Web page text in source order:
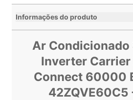
Informações do produto
Ar Condicionado
Inverter
Connect 60000
42ZQVE60C5